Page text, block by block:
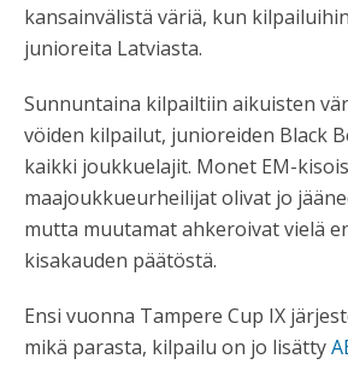
kansainvälistä väriä, kun
junioreita Latviasta.
Sunnuntaina kilpailtiin aikuisten
vöiden kilpailut, junioreiden Black
kaikki joukkuelajit. Monet EM-
maajoukkueurheilijat olivat jo
mutta muutamat ahkeroivat vielä
kisakauden päätöstä.
Ensi vuonna Tampere Cup IX
mikä parasta, kilpailu on jo lisätty